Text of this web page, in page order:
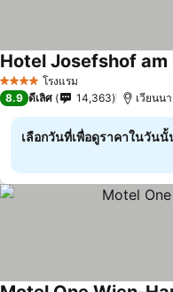
4 ดาว โรงแรม
Hotel Josefshof am
8.9 ดีเลิศ 14,363 เวียนนา
เลือกวันที่เพื่อดูราคาในวันนั้